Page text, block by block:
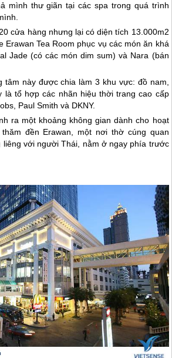
mình thư giãn tại các spa trong quá trình
cửa hàng nhưng lại có diện tích 13.000m2
Erawan Tea Room phục vụ các món ăn khá
Jade (có các món dim sum) và Nara (bán
tâm này được chia làm 3 khu vực: đồ nam,
là tổ hợp các nhãn hiệu thời trang cao cấp
Paul Smith và DKNY.
ra một khoảng không gian dành cho hoạt
đền Erawan, một nơi thờ cúng quan
liêng với người Thái, nằm ở ngay phía trước